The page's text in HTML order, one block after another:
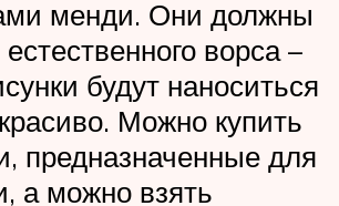
менди. Они должны
ворса –
будут наноситься
Можно купить
предназначенные для
а можно взять